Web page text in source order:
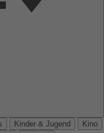
Kinder & Jugend
Kino